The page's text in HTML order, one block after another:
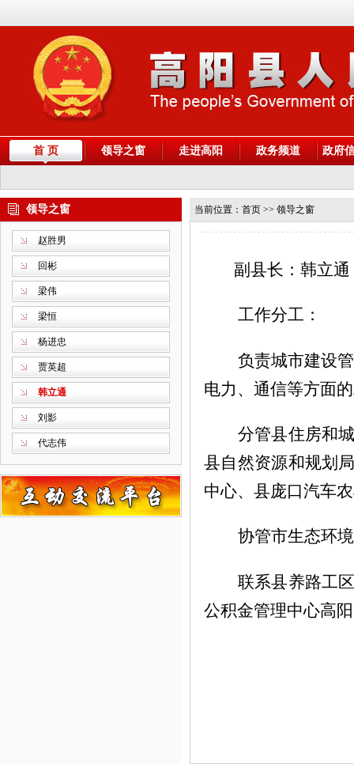
首 页 领导之窗 走进高阳 政务频道 政府
领导之窗
赵胜男
回彬
梁伟
梁恒
杨进忠
贾英超
韩立通
刘影
代志伟
当前位置： 首页 >> 领导之窗
副县长：韩立通
工作分工：
负责城市建设
电力、通信等方面
分管县住房和
县自然资源和规划
中心、县庞口汽车
协管市生态环
联系县养路工
公积金管理中心高